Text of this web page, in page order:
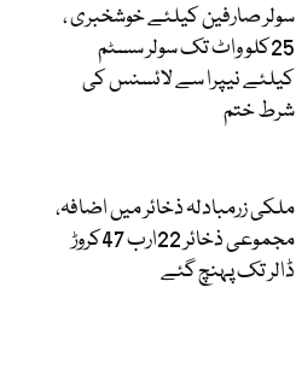
سولر صارفین کیلئے خوشخبری ،
25کلو واٹ تک سولر سسٹم
کیلئے نیپرا سے لائسنس کی
شرط ختم
ملکی زرمبادلہ ذخائر میں اضافہ،
مجموعی ذخائر 22ارب 47کروڑ
ڈالر تک پہنچ گئے